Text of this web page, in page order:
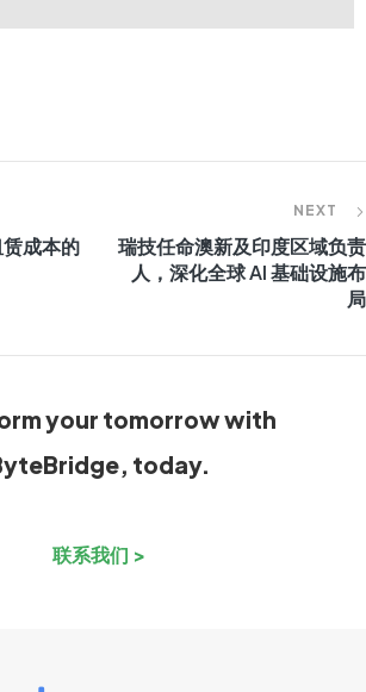
成本的
NEXT
瑞技任命澳新及印度区域负责
人，深化全球 AI 基础设施布
局
your tomorrow with
today.
联系我们 >